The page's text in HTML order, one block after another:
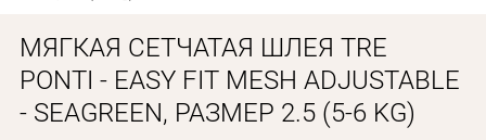
КОТЫ
ОТ ЖАРЫ
НАШЕ ПРОИЗВОДСТВО
МЯГКАЯ СЕТЧАТАЯ ШЛЕЯ TRE
PONTI - EASY FIT MESH ADJUSTABLE
- SEAGREEN, РАЗМЕР 2.5 (5-6 KG)